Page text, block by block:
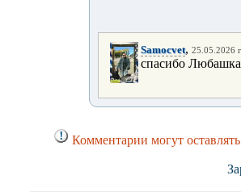
Samocvet, 25.05.2026
спасибо
Комментарии могут